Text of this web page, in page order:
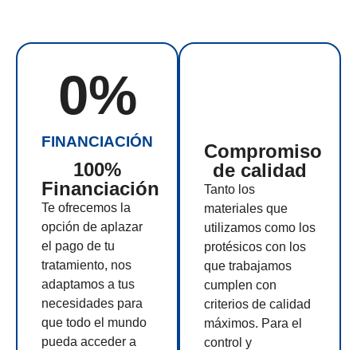
FINANCIACIÓN
0%
100%
Financiación
Te ofrecemos la
opción de aplazar
el pago de tu
tratamiento, nos
adaptamos a tus
necesidades para
que todo el mundo
pueda acceder a
Compromiso
de calidad
Tanto los
materiales que
utilizamos como los
protésicos con los
que trabajamos
cumplen con
criterios de calidad
máximos. Para el
control y